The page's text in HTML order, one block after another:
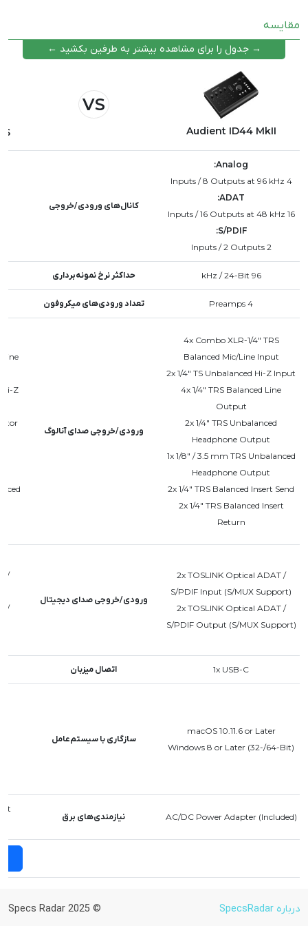
دیجیتال استفاده کنید.
مقایسه
→ جدول را برای مشاهده بیشتر به طرفین بکشید ←
Audient ID44 MkII
VS
Analog:
4 Inputs / 8 Outputs at 96 kHz
ADAT:
16 Inputs / 16 Outputs at 48 kHz
S/PDIF:
2 Inputs / 2 Outputs
کانال‌های ورودی/خروجی
96 kHz / 24-Bit حداکثر نرخ نمونه‌برداری
4 Preamps تعداد ورودی‌های میکروفون
4x Combo XLR-1/4" TRS
Balanced Mic/Line Input
2x 1/4" TS Unbalanced Hi-Z Input
4x 1/4" TRS Balanced Line
Output
2x 1/4" TRS Unbalanced
Headphone Output
1x 1/8" / 3.5 mm TRS Unbalanced
Headphone Output
2x 1/4" TRS Balanced Insert Send
2x 1/4" TRS Balanced Insert
Return
ورودی/خروجی صدای آنالوگ
Line
Hi-Z
2x TOSLINK Optical ADAT /
S/PDIF Input (S/MUX Support)
2x TOSLINK Optical ADAT /
S/PDIF Output (S/MUX Support)
ورودی/خروجی صدای دیجیتال
/
/
1x USB-C اتصال میزبان
macOS 10.11.6 or Later
Windows 8 or Later (32-/64-Bit)
سازگاری با سیستم‌عامل
AC/DC Power Adapter (Included) نیازمندی‌های برق
درباره SpecsRadar © 2025 Specs Radar